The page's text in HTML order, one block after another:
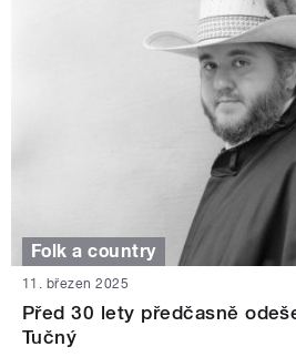
Folk a country
11. březen 2025
Před 30 lety předčasně
Tučný